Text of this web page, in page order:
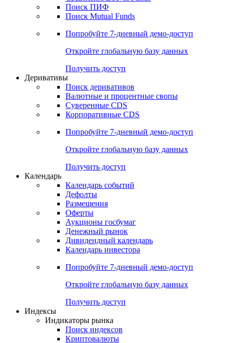
Получить доступ
ETF & Funds
Сравнение ETF & Funds
Поиск Mutual Funds
Попробуйте7-дневный
Откройте глобальную базу данных
Получить доступ
Деривативы
Валютные и процентные свопы
Корпоративные CDS
Попробуйте7-дневный
Откройте глобальную базу данных
Получить доступ
Календарь
Календарь событий
Дефолты
Размещения
Оферты
Денежный рынок
Календарь инвестора
Попробуйте7-дневный
Откройте глобальную базу данных
Получить доступ